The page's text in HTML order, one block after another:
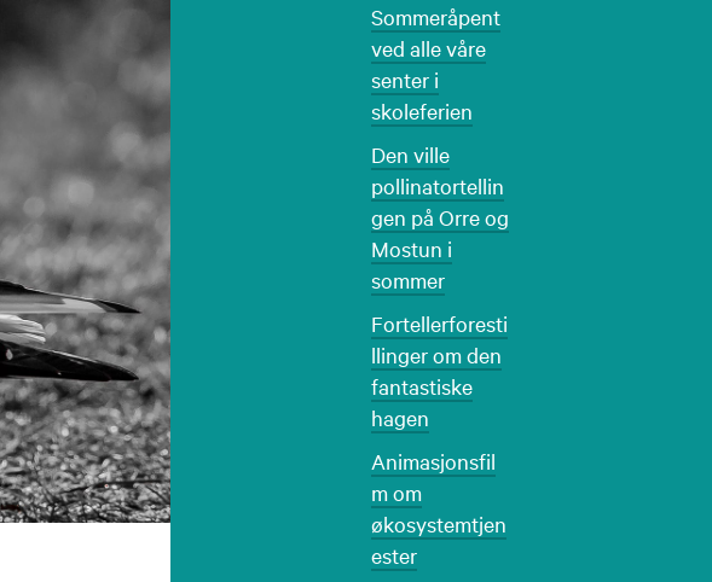
Sommeråpent
ved alle våre
senter i
skoleferien
Den ville
pollinatortellin
gen på Orre og
Mostun i
sommer
Fortellerforesti
llinger om den
fantastiske
hagen
Animasjonsfil
m om
økosystemtjen
ester